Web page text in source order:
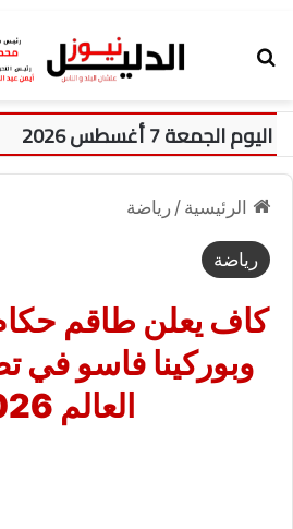
7 أغسطس 2026
الرئيسية / رياضة
رياضة
كاف يعلن طاقم
وبوركينا فاسو
العالم 2026